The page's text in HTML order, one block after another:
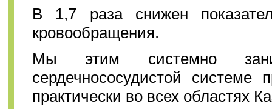
В 1,7 раза снижен
кровообращения.
Мы этим системно
сердечнососудистой
практически во всех областях